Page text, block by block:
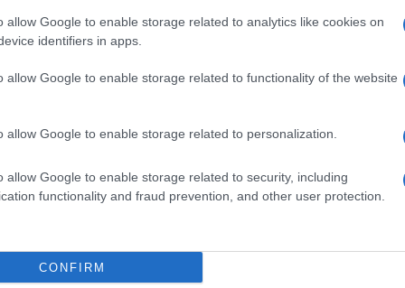
allow Google to enable storage related to analytics like cookies on
identifiers in apps.
allow Google to enable storage related to functionality of the website
allow Google to enable storage related to personalization.
allow Google to enable storage related to security, including
functionality and fraud prevention, and other user protection.
CONFIRM
σε έκτακτη πανηγυρική Συνεδρία, με
η Ιερά Σύνοδος της Ιεραρχίας της
του αρχιεπισκόπου Ιερωνύμου,
θα μιλήσει ο μητροπολίτης
«Η αποδοχή της θεολογίας και του έργου
πλαίσιο της παραδόσεως της Ορθοδόξου
Η
στη